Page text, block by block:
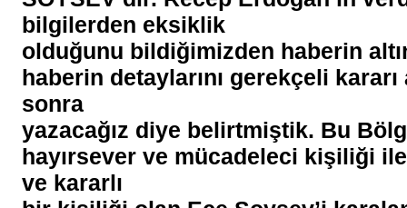
bilgilerden eksiklik
olduğunu bildiğimizden haberin
haberin detaylarını gerekçeli kararı
sonra
yazacağız diye belirtmiştik. Bu
hayırsever ve mücadeleci kişiliği
ve kararlı